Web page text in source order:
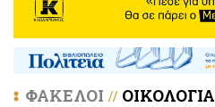
ΦΑΚΕΛΟΙ // ΟΙΚΟΛΟΓΙΑ